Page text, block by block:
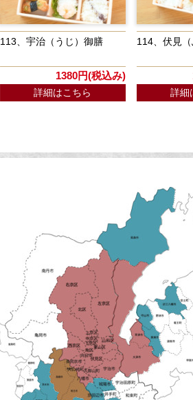
113、宇治（うじ）御膳
1380円(税込み)
詳細はこちら
114、伏見
詳細